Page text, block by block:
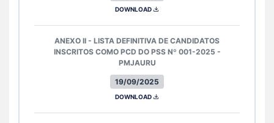
DOWNLOAD
19/09/2025
ANEXO II - LISTA DEFINITIVA DE CANDIDATOS
INSCRITOS COMO PCD DO PSS Nº 001-2025 -
PMJAURU
DOWNLOAD